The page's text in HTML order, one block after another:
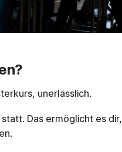
unerlässlich.
Das ermöglicht es dir,